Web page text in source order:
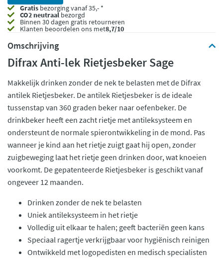
Gratis bezorging vanaf 35,- *
CO2 neutraalbezorgd
Binnen 30 dagen gratis retourneren
Klanten beoordelen ons met8,7/10
Omschrijving
Difrax Anti-lek Rietjesbeker Sage
Makkelijk drinken zonder de nek te belasten met de Difrax
antilek Rietjesbeker. De antilek Rietjesbeker is de ideale
tussenstap van 360 graden beker naar oefenbeker. De
drinkbeker heeft een zacht rietje met antileksysteem en
ondersteunt de normale spierontwikkeling in de mond. Pas
wanneer je kind aan het rietje zuigt gaat hij open, zonder
zuigbeweging laat het rietje geen drinken door, wat knoeien
voorkomt. De gepatenteerde Rietjesbeker is geschikt vanaf
ongeveer 12 maanden.
Drinken zonder de nek te belasten
Uniek antileksysteem in het rietje
Volledig uit elkaar te halen; geeft bacteriën geen kans
Speciaal ragertje verkrijgbaar voor hygiënisch reinigen
Ontwikkeld met logopedisten en medisch specialisten